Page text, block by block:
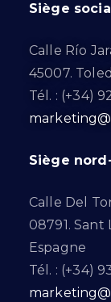
Siège
Calle Río
45007.
Tél. : (+34)
Siège
Calle Del
08791. Sant
Espagne
Tél. : (+34)